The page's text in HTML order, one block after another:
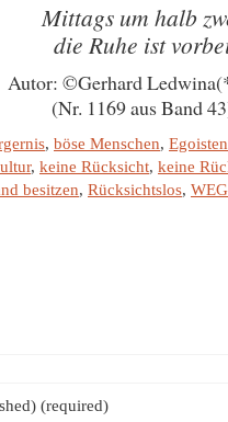
Mittags um halb
die Ruhe ist
Autor: ©Gerhard
(Nr. 1169 aus Band
, böse Menschen, Egoisten
, keine Rücksicht, keine
besitzen, Rücksichtslos, WEG
(required)